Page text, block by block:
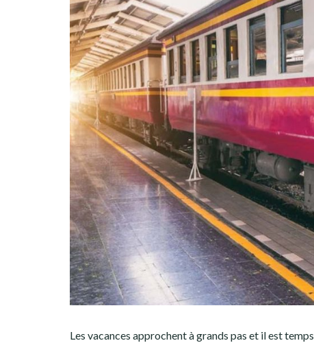
Les vacances approchent à grands pas et il est